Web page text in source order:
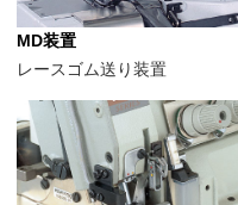
MD装置
レースゴム送り装置